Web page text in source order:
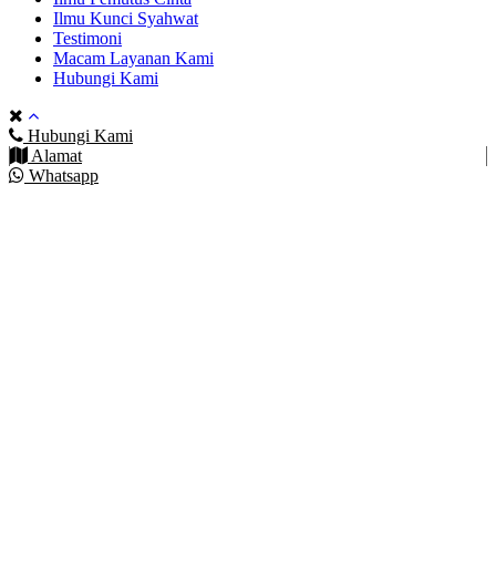
Ilmu Kunci Syahwat
Testimoni
Macam Layanan Kami
Hubungi Kami
Hubungi Kami
Alamat
Whatsapp